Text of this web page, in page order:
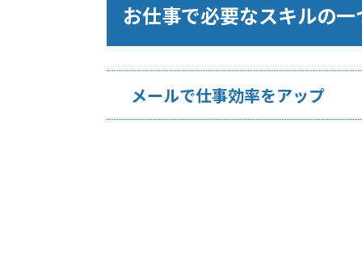
お仕事で必要なスキルの一
メールで仕事効率をアップ